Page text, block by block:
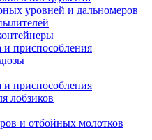
уровней и дальномеров
и приспособления
и приспособления
лобзиков
и отбойных молотков